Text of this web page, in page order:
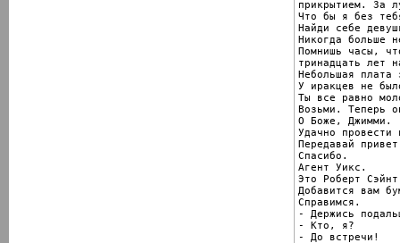
прикрытием. За
Что бы я без
Найди себе
Никогда больше
Помнишь часы,
тринадцать лет
Небольшая
У иракцев не
Ты все равно
Возьми. Теперь
О Боже, Джимми.
Удачно
Передавай
Спасибо.
Агент Уикс.
Это Роберт
Добавится вам
Справимся.
- Держись
- Кто, я?
- До встречи!